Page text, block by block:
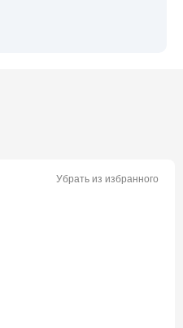
Убрать из избранного